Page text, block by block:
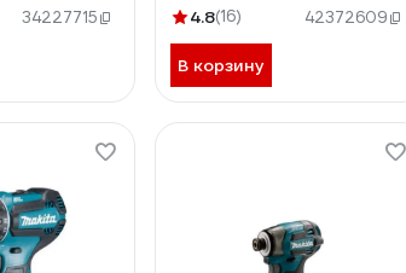
34227715
DDF490Z
4.8(16) 42372609
В корзину